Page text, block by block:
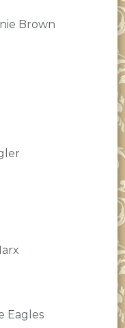
Brown
Eagles